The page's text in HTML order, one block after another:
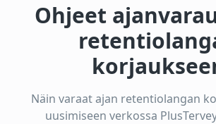
Ohjeet
Näin varaat ajan retentiolangan
uusimiseen verkossa